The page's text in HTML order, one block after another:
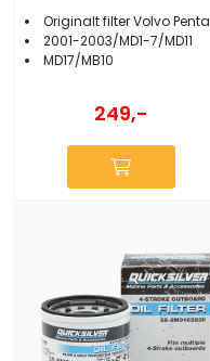
Originalt filter Volvo Penta
2001-2003/MD1-7/MD11
MD17/MB10
249,-